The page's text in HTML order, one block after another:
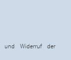
und Widerruf der